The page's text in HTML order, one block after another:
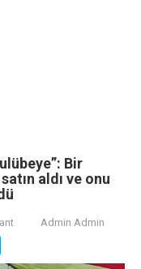
Bir
aldı ve onu
Admin Admin